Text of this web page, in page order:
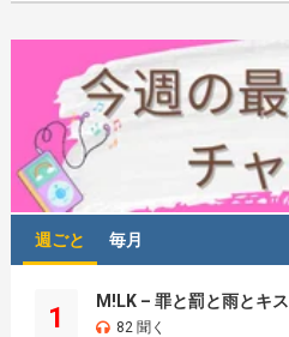
週ごと 毎月
1
M!LK – 罪と罰と雨とキス
82 聞く